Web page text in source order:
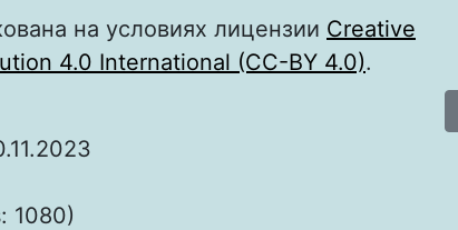
на условиях лицензии Creative
4.0 International (CC-BY 4.0).
1080)